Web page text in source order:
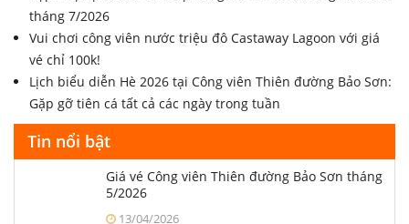
Bình luận
Tin tức khác
Cập nhật giá vé và lịch biểu diễn tháng 8/2026 tại công viên
Thiên Đường Bảo Sơn
Cẩm nang hướng dẫn từ A tới Z cho du khách lần đầu vui
chơi tại Thiên Đường Bảo Sơn